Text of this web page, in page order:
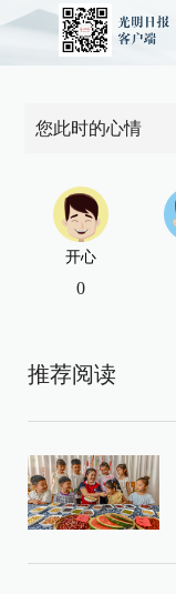
您此时的心情
开心
0
推荐阅读